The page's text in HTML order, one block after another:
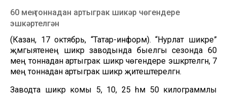
60 мең тоннадан артыграк шикәр чөгендере
эшкәртелгән
(Казан, 17 октябрь, “Татар-информ). “Нурлат шикәре”
җәмгыятенең шикәр заводында быелгы сезонда 60
мең тоннадан артыграк шикәр чөгендере эшкәртелгән, 7
мең тоннадан артыграк шикәр җитештерелгән.
Заводта шикәр комы 5, 10, 25 һәм 50 килограммлы